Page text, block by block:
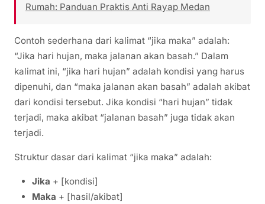
Rumah: Panduan Praktis Anti Rayap Medan
Contoh sederhana dari kalimat “jika maka” adalah:
“Jika hari hujan, maka jalanan akan basah.” Dalam
kalimat ini, “jika hari hujan” adalah kondisi yang harus
dipenuhi, dan “maka jalanan akan basah” adalah akibat
dari kondisi tersebut. Jika kondisi “hari hujan” tidak
terjadi, maka akibat “jalanan basah” juga tidak akan
terjadi.
Struktur dasar dari kalimat “jika maka” adalah:
Jika + [kondisi]
Maka + [hasil/akibat]